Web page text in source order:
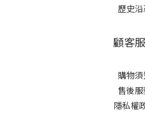
歷史沿
顧客
購物
售後服
隱私權